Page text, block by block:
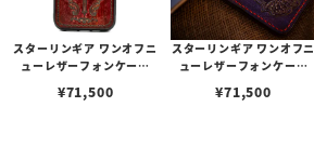
スターリンギア ワンオフニ
ューレザーフォンケース
ス ダークレッド s000117
¥71,500
スターリンギア ワンオフニ
ューレザーフォンケース
ス ブルーパープル s00011
¥71,500